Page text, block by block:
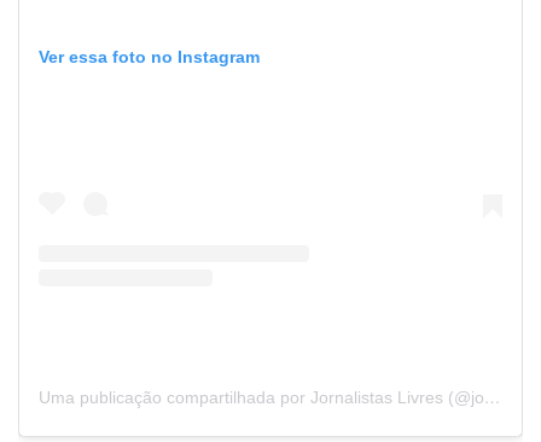
Ver essa foto no Instagram
Uma publicação compartilhada por Jornalistas Livres (@jornalistaslivres)